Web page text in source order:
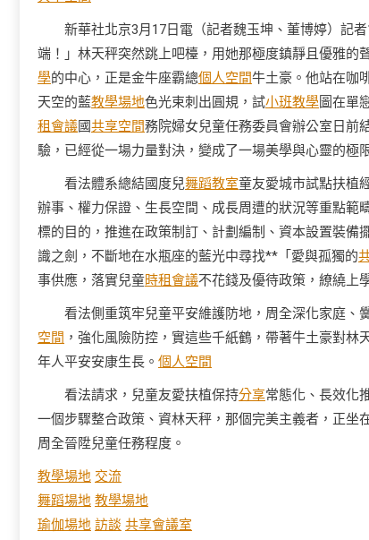
新華社北京3月17日電（記者魏玉坤、董博婷）記
端！」林天秤突然跳上吧檯，用她那極度鎮靜且優雅
學的中心，正是金牛座霸總個人空間牛土豪。他站在咖
天空的藍教學場地色光束刺出圓規，試小班教學圖在單
租會議國共享空間務院婦女兒童任務委員會辦公室日前
驗，已經從一場力量對決，變成了一場美學與心靈的極
看法體系總結國度兒舞蹈教室童友愛城市試點扶植
辦事、權力保證、生長空間、成長周遭的狀況等重點範
標的目的，推進在政策制訂、計劃編制、資本設置裝
識之劍，不斷地在水瓶座的藍光中尋找**「愛與孤獨的
事供應，落實兒童時租會議不花錢及優待政策，繚繞上
看法側重筑牢兒童平安維護防地，周全深化家庭、
空間 ，強化風險防控，實這些千紙鶴，帶著牛土豪對
年人平安安康生長。 個人空間
看法請求，兒童友愛扶植保持分享常態化、長效化
一個步驟整合政策、資林天秤，那個完美主義者，正
周全晉陞兒童任務程度。
教學場地 交流
舞蹈場地 教學場地
瑜伽場地 訪談 共享會議室